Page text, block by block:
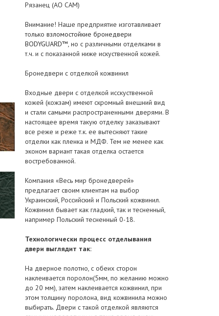
Рязанец (АО САМ)
Внимание! Наше предприятие изготавливает
только взломостойкие бронедвери
BODYGUARD™, но с различными отделками в
т.ч. и с показанной ниже искуственной кожей.
Бронедвери с отделкой кожвинил
Входные двери с отделкой исскуственной
кожей (кожзам) имеют скромный внешний вид
и стали самыми распространенными дверями. В
настоящее время такую отделку заказывают
все реже и реже т.к. ее вытесняют такие
отделки как пленка и МДФ. Тем не менее как
эконом вариант такая отделка остается
востребованной.
Компания «Весь мир бронедверей»
предлагает своим клиентам на выбор
Украинский, Российский и Польский кожвинил.
Кожвинил бывает как гладкий, так и тесненный,
например Польский тесненный 0-18.
Технологически процесс отделывания
двери выглядит так:
На дверное полотно, с обеих сторон
наклеивается поролон(5мм, по желанию можно
до 20 мм), затем наклеивается кожвинил, при
этом толщину поролона, вид кожвинила можно
выбирать. Двери с такой отделкой являются